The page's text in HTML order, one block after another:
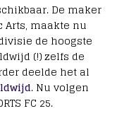
De maker
maakte nu
de hoogste
(!) zelfs de
deelde het al
. Nu volgen
FC 25.